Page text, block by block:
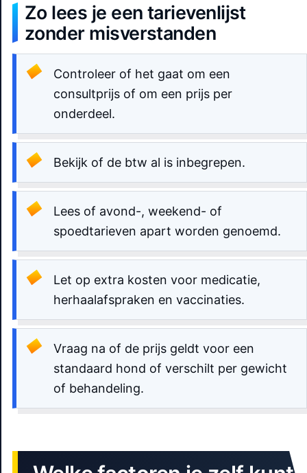
Zo lees je een tarievenlijst
zonder misverstanden
Controleer of het gaat om een
consultprijs of om een prijs per
onderdeel.
Bekijk of de btw al is inbegrepen.
Lees of avond-, weekend- of
spoedtarieven apart worden genoemd.
Let op extra kosten voor medicatie,
herhaalafspraken en vaccinaties.
Vraag na of de prijs geldt voor een
standaard hond of verschilt per gewicht
of behandeling.